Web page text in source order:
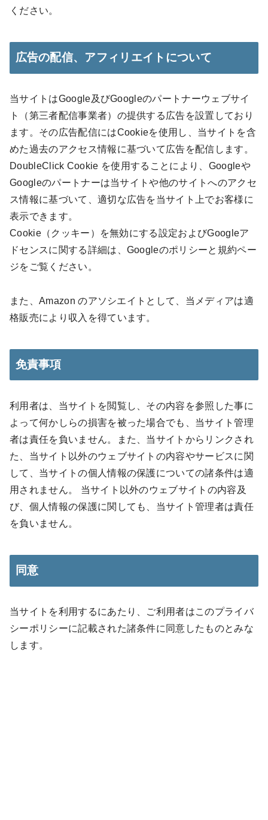
ください。
広告の配信、アフィリエイトについて
当サイトはGoogle及びGoogleのパートナーウェブサイ
ト（第三者配信事業者）の提供する広告を設置しており
ます。その広告配信にはCookieを使用し、当サイトを含
めた過去のアクセス情報に基づいて広告を配信します。
DoubleClick Cookie を使用することにより、Googleや
Googleのパートナーは当サイトや他のサイトへのアクセ
ス情報に基づいて、適切な広告を当サイト上でお客様に
表示できます。
Cookie（クッキー）を無効にする設定およびGoogleア
ドセンスに関する詳細は、Googleのポリシーと規約ペー
ジをご覧ください。
また、Amazon のアソシエイトとして、当メディアは適
格販売により収入を得ています。
免責事項
利用者は、当サイトを閲覧し、その内容を参照した事に
よって何かしらの損害を被った場合でも、当サイト管理
者は責任を負いません。また、当サイトからリンクされ
た、当サイト以外のウェブサイトの内容やサービスに関
して、当サイトの個人情報の保護についての諸条件は適
用されません。 当サイト以外のウェブサイトの内容及
び、個人情報の保護に関しても、当サイト管理者は責任
を負いません。
同意
当サイトを利用するにあたり、ご利用者はこのプライバ
シーポリシーに記載された諸条件に同意したものとみな
します。